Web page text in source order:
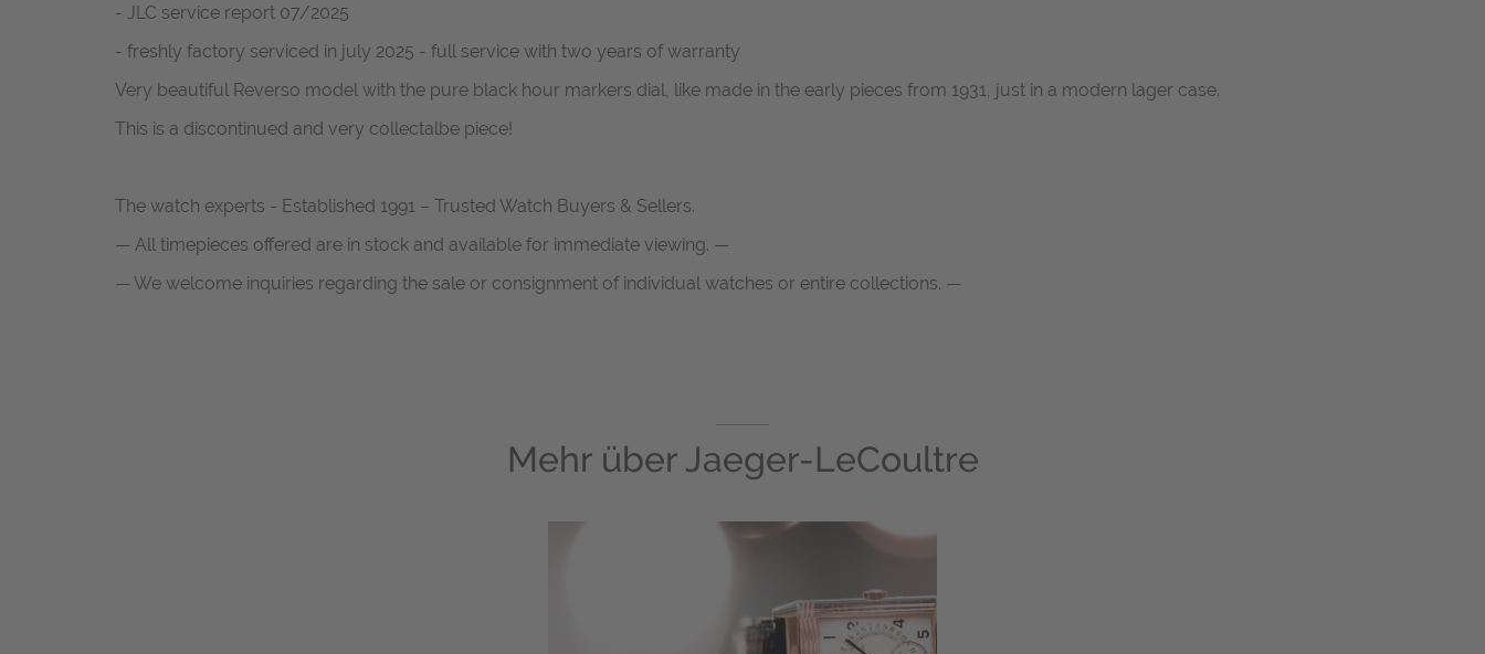
- JLC service report 07/2025
- freshly factory serviced in july 2025 - full service with two years of warranty
Very beautiful Reverso model with the pure black hour markers dial, like made in the early pieces from 1931, just in a modern lager case.
This is a discontinued and very collectalbe piece!
The watch experts - Established 1991 – Trusted Watch Buyers & Sellers.
— All timepieces offered are in stock and available for immediate viewing. —
— We welcome inquiries regarding the sale or consignment of individual watches or entire collections. —
Mehr überJaeger-LeCoultre